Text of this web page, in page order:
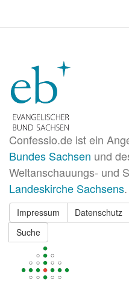
Confessio.de ist ein
Bundes Sachsen und
Weltanschauungs- und
Landeskirche Sachsens.
Impressum Datenschutz
Suche